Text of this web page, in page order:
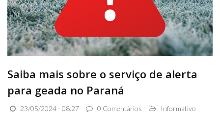
Saiba mais sobre o serviço de alerta
para geada no Paraná
23/05/2024 - 08:27 0 Comentários
Informativo